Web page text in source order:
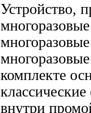
Устройство,
многоразовые
комплекте
внутри